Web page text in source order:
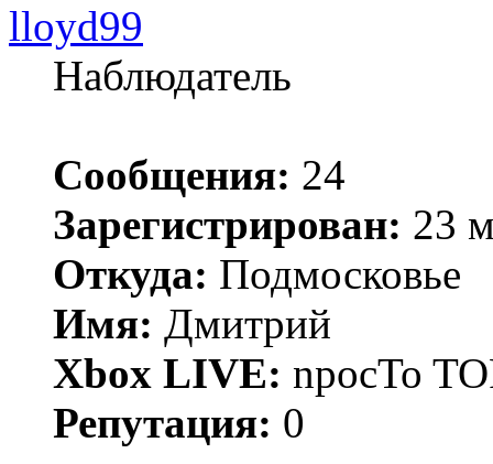
lloyd99
Наблюдатель
Сообщения: 24
Зарегистрирован: 23
Откуда: Подмосковье
Имя: Дмитрий
Xbox LIVE: npocTo
Репутация: 0